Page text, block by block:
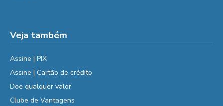
Veja também
Assine | PIX
Assine | Cartão de crédito
Doe qualquer valor
Clube de Vantagens